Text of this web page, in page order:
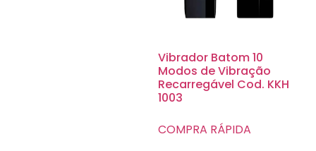
Vibrador Batom 10
Modos de Vibração
Recarregável Cod. KKH
1003
COMPRA RÁPIDA